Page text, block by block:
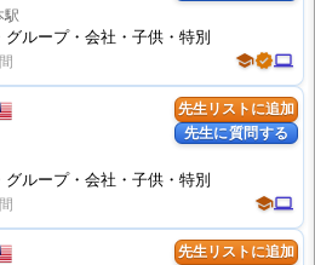
schoolverifiedcomputer
駅
グループ・会社・子供・特別
先生リストに追加
先生に質問する
schoolcomputer
グループ・会社・子供・特別
先生リストに追加